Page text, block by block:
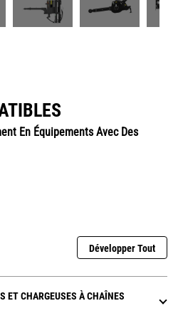
En Équipements Avec Des
Développer Tout
ET CHARGEUSES À CHAÎNES